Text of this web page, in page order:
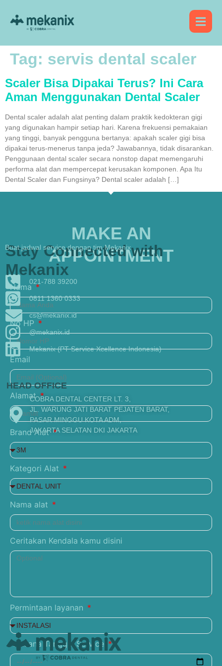
Tag: servis dental scaler
Scaler Bisa Dipakai Terus? Ini Cara
Aman Menggunakan Dental Scaler
Dental scaler adalah alat penting dalam praktik kedokteran gigi
yang digunakan hampir setiap hari. Karena frekuensi pemakaian
yang tinggi, banyak pengguna bertanya: apakah scaler gigi bisa
dipakai terus-menerus tanpa jeda? Jawabannya, tidak disarankan.
Penggunaan dental scaler secara nonstop dapat memengaruhi
performa alat dan mempercepat kerusakan komponen. Apa Itu
Dental Scaler dan Fungsinya? Dental scaler adalah […]
021-788 39200
0811 1360 0333
cs@mekanix.id
@mekanix.id
Mekanix (PT Service Xcellence Indonesia)
Stay Connected with
Mekanix
HEAD OFFICE
COBRA DENTAL CENTER LT. 3,
JL. WARUNG JATI BARAT PEJATEN BARAT,
PASAR MINGGU KOTA ADM,
JAKARTA SELATAN DKI JAKARTA
MAKE AN
APPOINTMENT
Buat jadwal service dengan tim Mekanix
Nama
No HP
Email
Alamat
Brand Alat
Kategori Alat
Nama alat
Ceritakan Kendala kamu disini
Permintaan layanan
Rencana Tanggal Service